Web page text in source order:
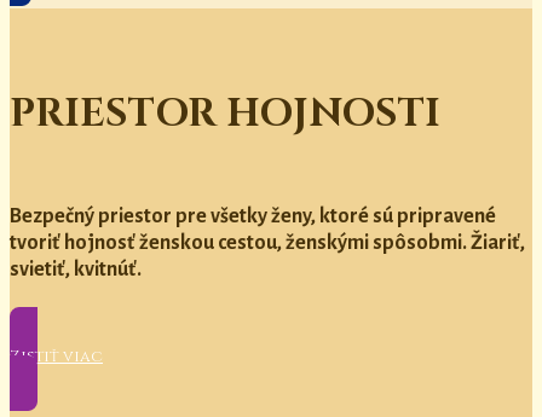
PRIESTOR HOJNOSTI
Bezpečný priestor pre všetky ženy, ktoré sú pripravené
tvoriť hojnosť ženskou cestou, ženskými spôsobmi. Žiariť,
svietiť, kvitnúť.
Zistiť viac